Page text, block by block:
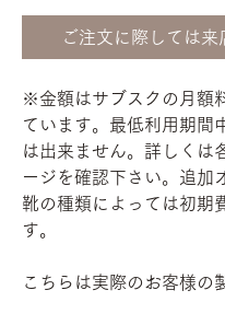
ご注文に際しては来
※金額はサブスクの月額
ています。最低利用期間
は出来ません。詳しくは
ージを確認下さい。追加
靴の種類によっては初期
す。
こちらは実際のお客様の